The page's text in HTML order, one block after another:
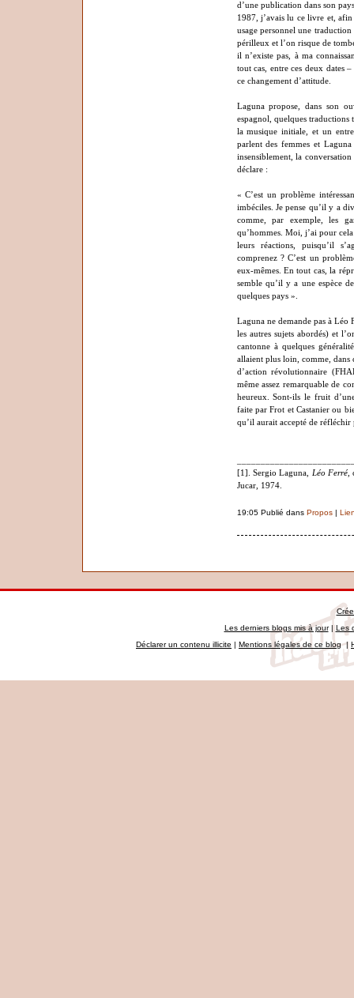
d’une publication dans son
1987, j’avais lu ce livre et,
usage personnel une
périlleux et l’on risque de
il n’existe pas, à ma
tout cas, entre ces deux dates
ce changement d’attitude.
Laguna propose, dans son
espagnol, quelques traductions
la musique initiale, et un
parlent des femmes et
insensiblement, la
déclare :
« C’est un problème
imbéciles. Je pense qu’il y a
comme, par exemple, les
qu’hommes. Moi, j’ai pour
leurs réactions, puisqu’il
comprenez ? C’est un
eux-mêmes. En tout cas, la
semble qu’il y a une espèce
quelques pays ».
Laguna ne demande pas à
les autres sujets abordés) et
cantonne à quelques
allaient plus loin, comme, dans
d’action révolutionnaire
même assez remarquable de
heureux. Sont-ils le fruit
faite par Frot et Castanier ou
qu’il aurait accepté de
[1]. Sergio Laguna, Léo Ferré,
Jucar, 1974.
19:05 Publié dans Propos|
Les derniers blogs mis à jour|Les
Déclarer un contenu illicite | Mentions légales de ce blog|